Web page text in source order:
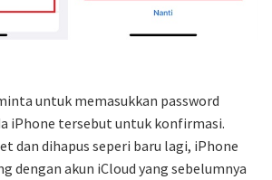
untuk memasukkan password
iPhone tersebut untuk konfirmasi.
dan dihapus seperi baru lagi, iPhone
dengan akun iCloud yang sebelumnya